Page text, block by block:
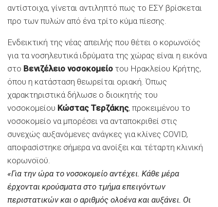
αντίστοιχα, γίνεται αντιληπτό πως το ΕΣΥ βρίσκεται
προ των πυλών από ένα τρίτο κύμα πίεσης.
Ενδεικτική της νέας απειλής που θέτει ο κορωνοϊός
για τα νοσηλευτικά ιδρύματα της χώρας είναι η εικόνα
στο Βενιζέλειο νοσοκομείο του Ηρακλείου Κρήτης,
όπου η κατάσταση θεωρείται οριακή. Όπως
χαρακτηριστικά δήλωσε ο διοικητής του
νοσοκομείου Κώστας Τερζάκης, προκειμένου το
νοσοκομείο να μπορέσει να ανταποκριθεί στις
συνεχώς αυξανόμενες ανάγκες για κλίνες COVID,
αποφασίστηκε σήμερα να ανοίξει και τέταρτη κλινική
κορωνοϊού.
«Για την ώρα το νοσοκομείο αντέχει. Κάθε μέρα
έρχονται κρούσματα στο τμήμα επειγόντων
περιστατικών και ο αριθμός ολοένα και αυξάνει. Οι